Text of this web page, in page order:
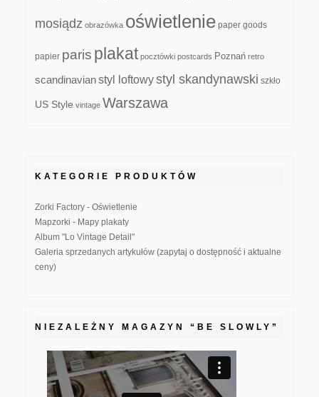
mosiądz obrazówka oświetlenie paper goods
papier paris plakat pocztówki postcards Poznań retro
scandinavianstyl loftowystyl skandynawski szkło
US Style vintage Warszawa
KATEGORIE PRODUKTÓW
Zorki Factory - Oświetlenie
Mapzorki - Mapy plakaty
Album "Lo Vintage Detail"
Galeria sprzedanych artykułów (zapytaj o dostępność i aktualne
ceny)
NIEZALEŻNY MAGAZYN “BE SLOWLY”